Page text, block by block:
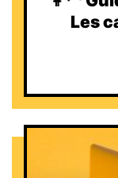
Les